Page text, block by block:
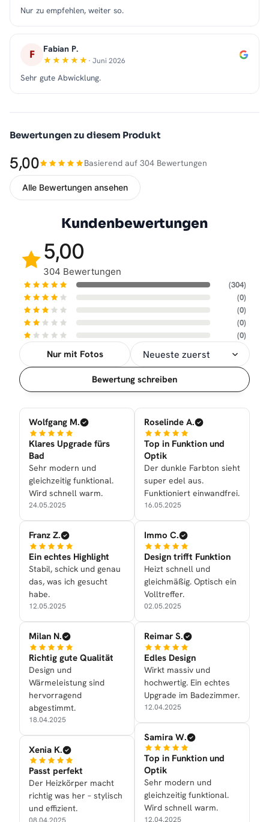
Nur zu empfehlen, weiter so.
F Fabian P.
· Juni 2026
Sehr gute Abwicklung.
Bewertungen zu diesem Produkt
5,00 Basierend auf 304 Bewertungen
Alle Bewertungen ansehen
Kundenbewertungen
5,00
304 Bewertungen
(304)
(0)
(0)
(0)
(0)
Nur mit Fotos
Sortierung
Bewertung schreiben
Wolfgang M.
Klares Upgrade fürs
Bad
Sehr modern und
gleichzeitig funktional.
Wird schnell warm.
24.05.2025
Franz Z.
Ein echtes Highlight
Stabil, schick und genau
das, was ich gesucht
habe.
12.05.2025
Milan N.
Richtig gute Qualität
Design und
Wärmeleistung sind
hervorragend
abgestimmt.
18.04.2025
Xenia K.
Passt perfekt
Der Heizkörper macht
richtig was her – stylisch
und effizient.
Roselinde A.
Top in Funktion und
Optik
Der dunkle Farbton sieht
super edel aus.
Funktioniert einwandfrei.
16.05.2025
Immo C.
Design trifft Funktion
Heizt schnell und
gleichmäßig. Optisch ein
Volltreffer.
02.05.2025
Reimar S.
Edles Design
Wirkt massiv und
hochwertig. Ein echtes
Upgrade im Badezimmer.
12.04.2025
Samira W.
Top in Funktion und
Optik
Sehr modern und
gleichzeitig funktional.
Wird schnell warm.
12.04.2025